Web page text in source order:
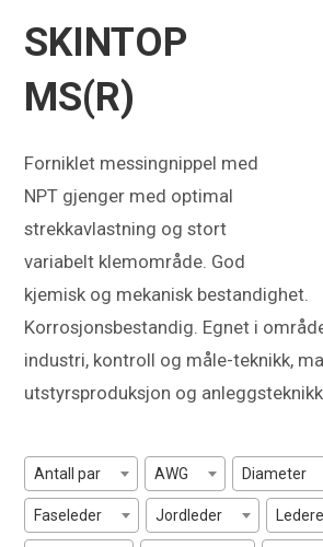
SKINTOP
MS(R)
Forniklet messingnippel med
NPT gjenger med optimal
strekkavlastning og stort
variabelt klemområde. God
kjemisk og mekanisk bestandighet.
Korrosjonsbestandig. Egnet i
industri, kontroll og måle-teknikk,
utstyrsproduksjon og
Antall par AWG Diameter
Faseleder Jordleder Ledere